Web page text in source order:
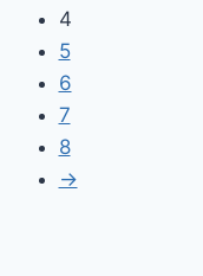
4
5
6
7
8
→